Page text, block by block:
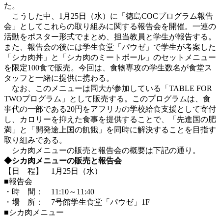
た。
こうした中、1月25日（水）に「徳島COCプログラム報告
会」としてこれらの取り組みに関する報告会を開催。一連の
活動をポスター形式でまとめ、担当教員と学生が報告する。
また、報告会の後には学生食堂「パウゼ」で学生が考案した
「シカ肉丼」と「シカ肉のミートボール」のセットメニュー
を限定100食で販売。今回は、食物専攻の学生数名が食堂ス
タッフと一緒に提供に携わる。
なお、このメニューは同大が参加している「TABLE FOR
TWOプログラム」として販売する。このプログラムは、食
事代の一部である20円をアフリカの学校給食支援として寄付
し、カロリーを抑えた食事を提供することで、「先進国の肥
満」と「開発途上国の飢餓」を同時に解決することを目指す
取り組みである。
シカ肉メニューの販売と報告会の概要は下記の通り。
◆シカ肉メニューの販売と報告会
【日 程】 1月25日（水）
■報告会
・時 間： 11:10～11:40
・場 所： 7号館学生食堂「パウゼ」1F
■シカ肉メニュー